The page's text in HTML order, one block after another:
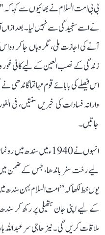
بی بی امت السلام نے بھائیوں سے کہا
نے اسے سنجیدگی سے نہیں لیا۔ بعد ازاں
آنے کی اجازت ملی، مگر وہاں جا کر
زندگی کے نصب العین کے لیے کافی غور و
اس فیصلے کی بابائے قوم مہاتما گاندھی
وارانہ فسادات کی خبریں سنتیں، فی
جاتیں۔
انہوں نے 1940ء میں
یوں خط لکھا کہ ”امت السلام بہن
کے لیے اپنی جان ہتھیلی پر رکھ کر
ملاقات کریں گی۔ نیز حاجی سر